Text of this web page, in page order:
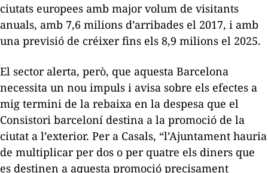
ciutats europees amb major volum de visitants
anuals, amb 7,6 milions d’arribades el 2017, i amb
una previsió de créixer fins els 8,9 milions el 2025.
El sector alerta, però, que aquesta Barcelona
necessita un nou impuls i avisa sobre els efectes a
mig termini de la rebaixa en la despesa que el
Consistori barceloní destina a la promoció de la
ciutat a l’exterior. Per a Casals, “l’Ajuntament hauria
de multiplicar per dos o per quatre els diners que
es destinen a aquesta promoció precisament